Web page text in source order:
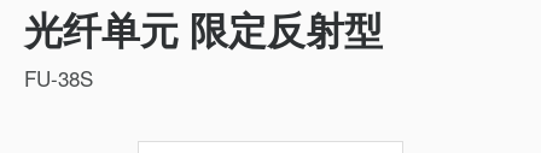
光纤单元 限定反射型
FU-38S